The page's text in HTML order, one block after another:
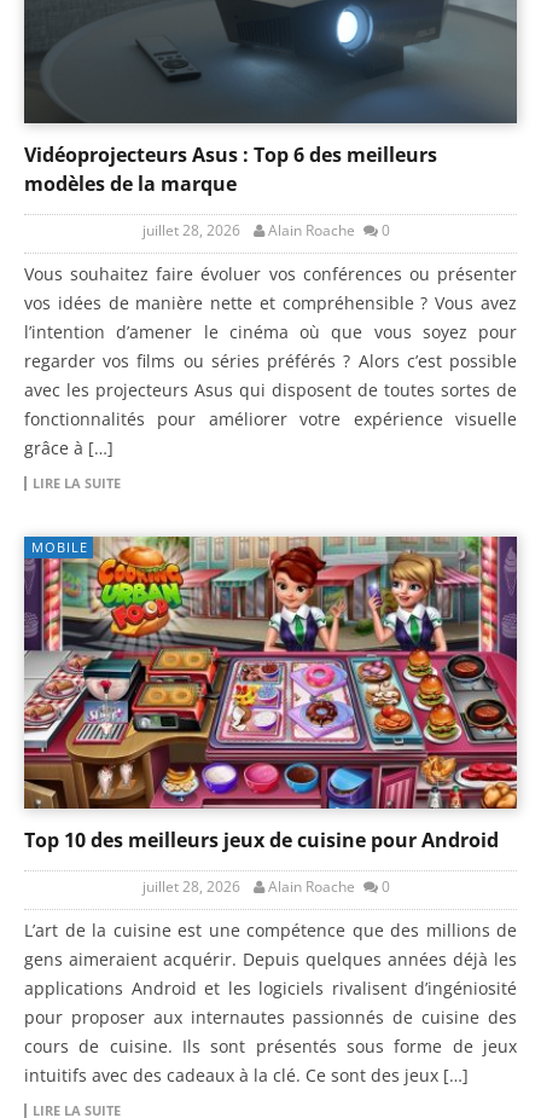
Vidéoprojecteurs Asus : Top 6 des meilleurs
modèles de la marque
juillet 28, 2026 Alain Roache 0
Vous souhaitez faire évoluer vos conférences ou présenter
vos idées de manière nette et compréhensible ? Vous avez
l’intention d’amener le cinéma où que vous soyez pour
regarder vos films ou séries préférés ? Alors c’est possible
avec les projecteurs Asus qui disposent de toutes sortes de
fonctionnalités pour améliorer votre expérience visuelle
grâce à […]
LIRE LA SUITE
MOBILE
Top 10 des meilleurs jeux de cuisine pour Android
juillet 28, 2026 Alain Roache 0
L’art de la cuisine est une compétence que des millions de
gens aimeraient acquérir. Depuis quelques années déjà les
applications Android et les logiciels rivalisent d’ingéniosité
pour proposer aux internautes passionnés de cuisine des
cours de cuisine. Ils sont présentés sous forme de jeux
intuitifs avec des cadeaux à la clé. Ce sont des jeux […]
LIRE LA SUITE